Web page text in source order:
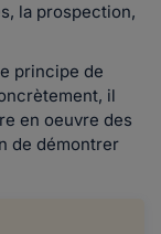
la prospection,
principe de
il
en oeuvre des
de démontrer